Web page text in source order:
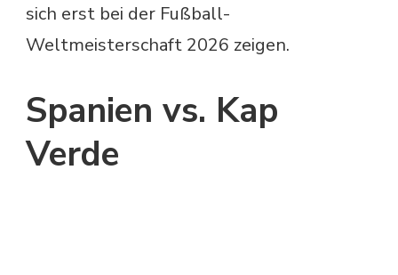
sich erst bei der Fußball-
Weltmeisterschaft 2026 zeigen.
Spanien vs. Kap
Verde